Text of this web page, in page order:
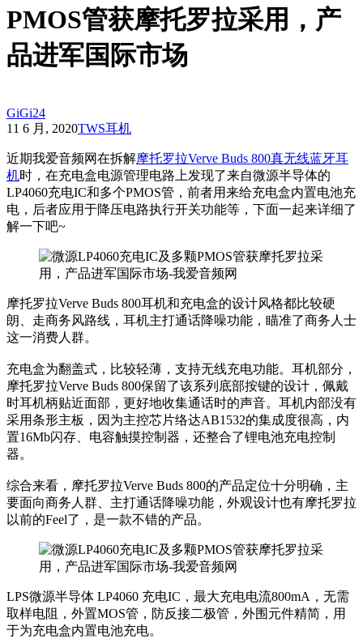
PMOS管获摩托罗拉采用，产
品进军国际市场
GiGi24
11 6 月, 2020TWS耳机
近期我爱音频网在拆解摩托罗拉Verve Buds 800真无线蓝牙耳
机时，在充电盒电源管理电路上发现了来自微源半导体的
LP4060充电IC和多个PMOS管，前者用来给充电盒内置电池充
电，后者应用于降压电路执行开关功能等，下面一起来详细了
解一下吧~
摩托罗拉Verve Buds 800耳机和充电盒的设计风格都比较硬
朗、走商务风路线，耳机主打通话降噪功能，瞄准了商务人士
这一消费人群。
充电盒为翻盖式，比较轻薄，支持无线充电功能。耳机部分，
摩托罗拉Verve Buds 800保留了该系列底部按键的设计，佩戴
时耳机柄贴近面部，更好地收集通话时的声音。耳机内部没有
采用条形主板，因为主控芯片络达AB1532的集成度很高，内
置16Mb闪存、电容触摸控制器，还整合了锂电池充电控制
器。
综合来看，摩托罗拉Verve Buds 800的产品定位十分明确，主
要面向商务人群、主打通话降噪功能，外观设计也有摩托罗拉
以前的Feel了，是一款不错的产品。
LPS微源半导体 LP4060 充电IC，最大充电电流800mA，无需
取样电阻，外置MOS管，防反接二极管，外围元件精简，用
于为充电盒内置电池充电。